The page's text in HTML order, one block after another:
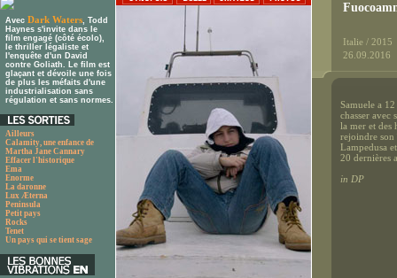
Avec Dark Waters, Todd
Haynes s'invite dans le
film engagé (côté écolo),
le thriller légaliste et
l'enquête d'un David
contre Goliath. Le film est
glaçant et dévoile une fois
de plus les méfaits d'une
industrialisation sans
régulation et sans normes.
Ailleurs
Calamity, une enfance de
Martha Jane Cannary
Effacer l'historique
Ema
Enorme
La daronne
Lux Æterna
Peninsula
Petit pays
Rocks
Tenet
Un pays qui se tient sage
Italie / 2015
26.09.2016
Samuele a
chasser avec
la mer et des
rejoindre son
Lampedusa
20 dernières
in DP